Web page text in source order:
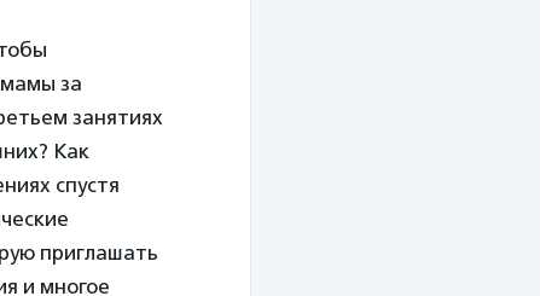
за
занятиях
Как
спустя
приглашать
и многое